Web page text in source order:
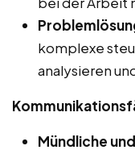
komplexe
analysieren
Mündliche